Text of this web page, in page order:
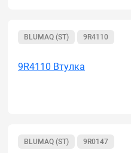
BLUMAQ (ST) 9R4110
9R4110 Втулка
BLUMAQ (ST) 9R0147